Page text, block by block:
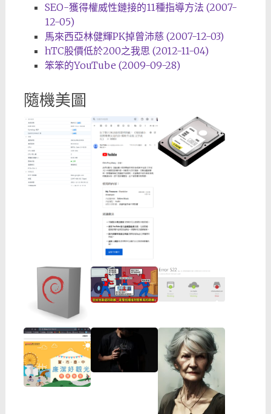
SEO-獲得權威性鏈接的11種指導方法 (2007-
12-05)
馬來西亞林健輝PK掉曾沛慈 (2007-12-03)
hTC股價低於200之我思 (2012-11-04)
笨笨的YouTube (2009-09-28)
隨機美圖